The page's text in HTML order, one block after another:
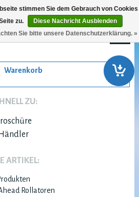
Warenkorb
ZU:
Händler
ARTIKEL:
Rollatoren
stimmen Sie dem Gebrauch von Cookies
zu.
Diese Nachricht Ausblenden
Sie bitte unsere Datenschutzerklärung. »